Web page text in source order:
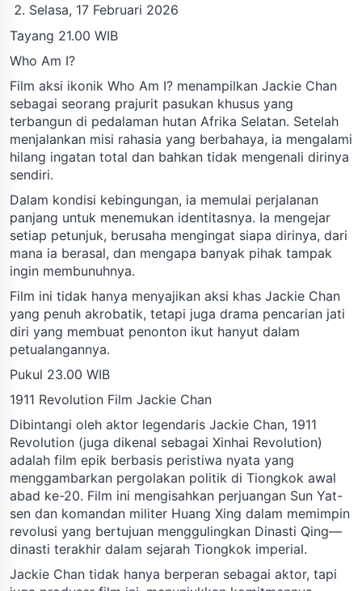
Selasa, 17 Februari 2026
Tayang 21.00 WIB
Who Am I?
Film aksi ikonik Who Am I? menampilkan Jackie Chan
sebagai seorang prajurit pasukan khusus yang
terbangun di pedalaman hutan Afrika Selatan. Setelah
menjalankan misi rahasia yang berbahaya, ia mengalami
hilang ingatan total dan bahkan tidak mengenali dirinya
sendiri.
Dalam kondisi kebingungan, ia memulai perjalanan
panjang untuk menemukan identitasnya. Ia mengejar
setiap petunjuk, berusaha mengingat siapa dirinya, dari
mana ia berasal, dan mengapa banyak pihak tampak
ingin membunuhnya.
Film ini tidak hanya menyajikan aksi khas Jackie Chan
yang penuh akrobatik, tetapi juga drama pencarian jati
diri yang membuat penonton ikut hanyut dalam
petualangannya.
Pukul 23.00 WIB
1911 Revolution Film Jackie Chan
Dibintangi oleh aktor legendaris Jackie Chan, 1911
Revolution (juga dikenal sebagai Xinhai Revolution)
adalah film epik berbasis peristiwa nyata yang
menggambarkan pergolakan politik di Tiongkok awal
abad ke-20. Film ini mengisahkan perjuangan Sun Yat-
sen dan komandan militer Huang Xing dalam memimpin
revolusi yang bertujuan menggulingkan Dinasti Qing—
dinasti terakhir dalam sejarah Tiongkok imperial.
Jackie Chan tidak hanya berperan sebagai aktor, tapi